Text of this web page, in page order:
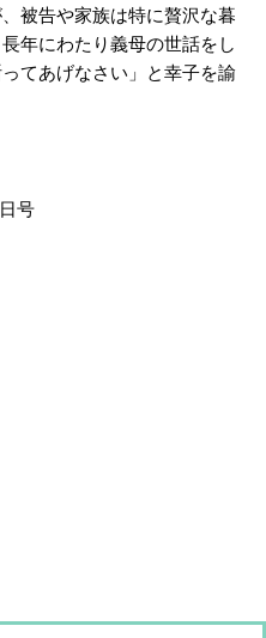
被告や家族は特に贅沢な暮
年にわたり義母の世話をし
てあげなさい」と幸子を諭
号